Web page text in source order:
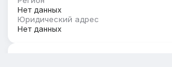
Нет данных
Юридический адрес
Нет данных